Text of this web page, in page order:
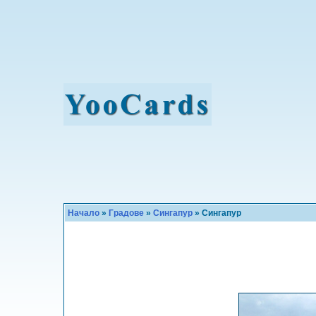
Начало » Градове » Сингапур » Сингапур